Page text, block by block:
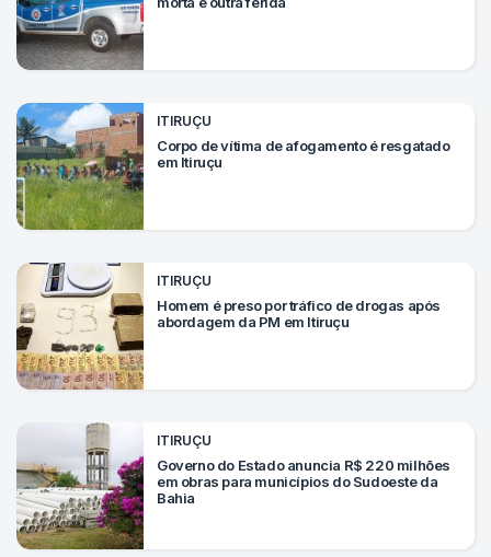
ITIRUÇU
Corpo de vítima de afogamento é resgatado
em Itiruçu
ITIRUÇU
Homem é preso por tráfico de drogas após
abordagem da PM em Itiruçu
ITIRUÇU
Governo do Estado anuncia R$ 220 milhões
em obras para municípios do Sudoeste da
Bahia